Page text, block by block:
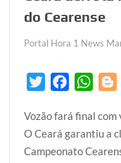
do Cearense
Portal Hora 1 News
i
t
t
c
e
b
W
a
t
s
Vozão fará final
O Ceará garantiu a
Campeonato